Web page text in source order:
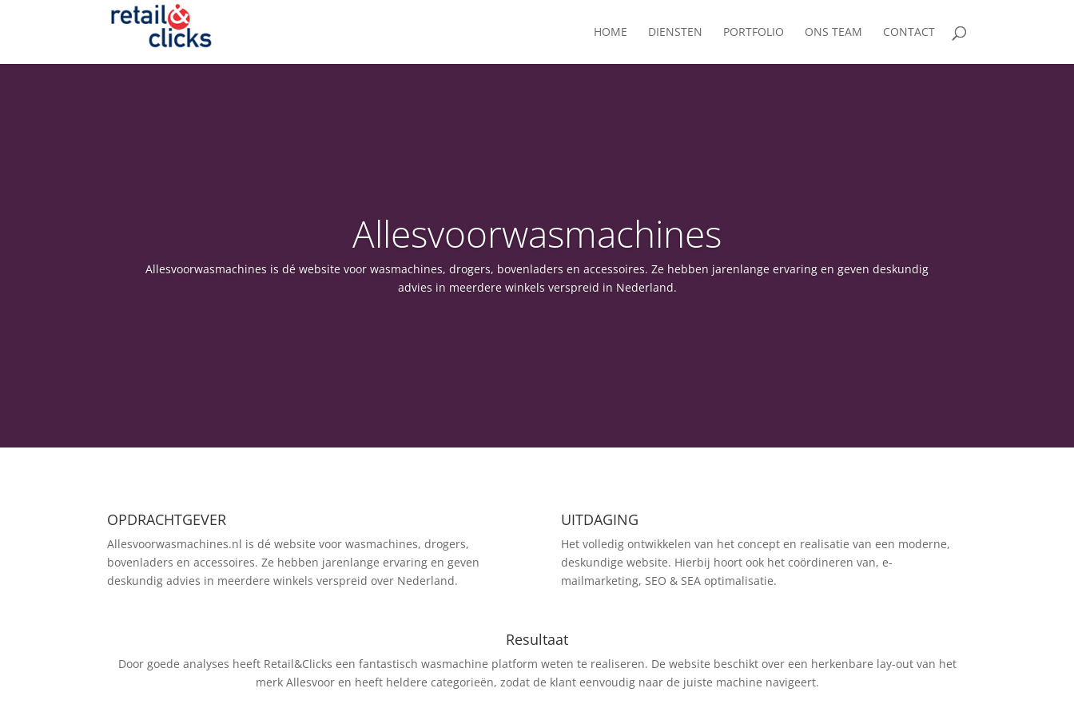
HOME DIENSTEN PORTFOLIO ONS TEAM CONTACT
Allesvoorwasmachines
Allesvoorwasmachines is dé website voor wasmachines, drogers, bovenladers en accessoires. Ze hebben jarenlange ervaring en geven deskundig
advies in meerdere winkels verspreid in Nederland.
OPDRACHTGEVER
Allesvoorwasmachines.nl is dé website voor wasmachines, drogers,
bovenladers en accessoires. Ze hebben jarenlange ervaring en geven
deskundig advies in meerdere winkels verspreid over Nederland.
UITDAGING
Het volledig ontwikkelen van het concept en realisatie van een moderne,
deskundige website. Hierbij hoort ook het coördineren van, e-
mailmarketing, SEO & SEA optimalisatie.
Resultaat
Door goede analyses heeft Retail&Clicks een fantastisch wasmachine platform weten te realiseren. De website beschikt over een herkenbare lay-out van het
merk Allesvoor en heeft heldere categorieën, zodat de klant eenvoudig naar de juiste machine navigeert.